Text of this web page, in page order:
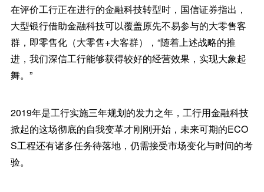
在评价工行正在进行的金融科技转型时，国信证券指出，
大型银行借助金融科技可以覆盖原先不易参与的大零售客
群，即零售化（大零售+大客群），“随着上述战略的推
进，我们深信工行能够获得较好的经营效果，实现大象起
舞。”
2019年是工行实施三年规划的发力之年，工行用金融科技
掀起的这场彻底的自我变革才刚刚开始，未来可期的ECO
S工程还有诸多任务待落地，仍需接受市场变化与时间的考
验。